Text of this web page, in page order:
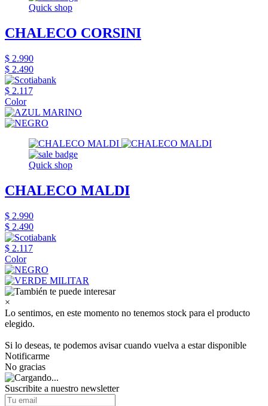
Quick shop
CHALECO CORSINI
$ 2.990
$ 2.490
$ 2.117
Color
Quick shop
CHALECO MALDI
$ 2.990
$ 2.490
$ 2.117
Color
×
Lo sentimos, en este momento no tenemos stock para el producto
elegido.
Si lo deseas, te podemos avisar cuando vuelva a estar disponible
Notificarme
No gracias
Suscribite a nuestro newsletter